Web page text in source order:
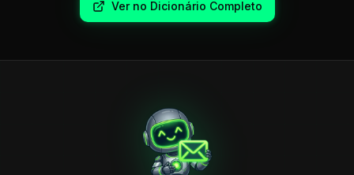
Ver no Dicionário Completo